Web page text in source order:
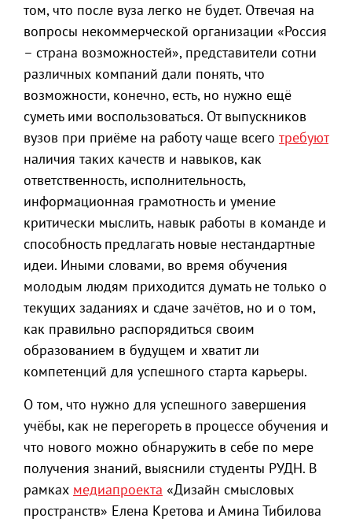
том, что после вуза легко не будет. Отвечая на
вопросы некоммерческой организации «Россия
– страна возможностей», представители сотни
различных компаний дали понять, что
возможности, конечно, есть, но нужно ещё
суметь ими воспользоваться. От выпускников
вузов при приёме на работу чаще всего требуют
наличия таких качеств и навыков, как
ответственность, исполнительность,
информационная грамотность и умение
критически мыслить, навык работы в команде и
способность предлагать новые нестандартные
идеи. Иными словами, во время обучения
молодым людям приходится думать не только о
текущих заданиях и сдаче зачётов, но и о том,
как правильно распорядиться своим
образованием в будущем и хватит ли
компетенций для успешного старта карьеры.
О том, что нужно для успешного завершения
учёбы, как не перегореть в процессе обучения и
что нового можно обнаружить в себе по мере
получения знаний, выяснили студенты РУДН. В
рамках медиапроекта «Дизайн смысловых
пространств» Елена Кретова и Амина Тибилова